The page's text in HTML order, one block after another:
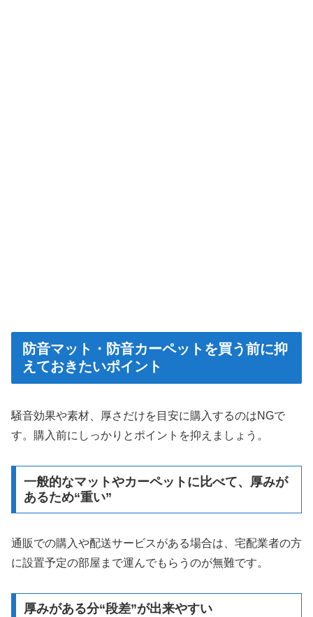
防音マット・防音カーペットを買う前に抑
えておきたいポイント
騒音効果や素材、厚さだけを目安に購入するのはNGで
す。購入前にしっかりとポイントを抑えましょう。
一般的なマットやカーペットに比べて、厚みが
あるため“重い”
通販での購入や配送サービスがある場合は、宅配業者の方
に設置予定の部屋まで運んでもらうのが無難です。
厚みがある分“段差”が出来やすい